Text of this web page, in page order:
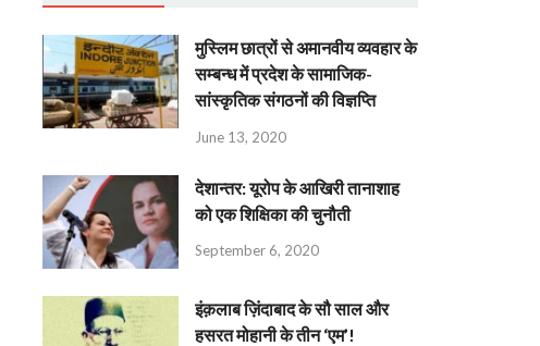
मुस्लिम छात्रों से अमानवीय व्यवहार के
सम्बन्ध में प्रदेश के सामाजिक-
सांस्कृतिक संगठनों की विज्ञप्ति
June 13, 2020
देशान्‍तर: यूरोप के आखिरी तानाशाह
को एक शिक्षिका की चुनौती
September 6, 2020
इंक़लाब ज़िंदाबाद के सौ साल और
हसरत मोहानी के तीन ‘एम’!